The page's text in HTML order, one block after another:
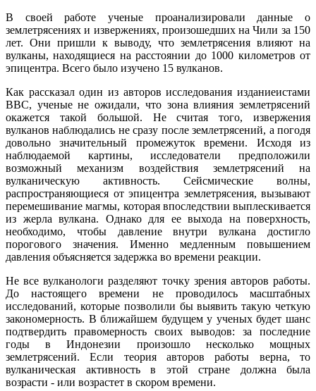
В своей работе ученые проанализировали данные о
землетрясениях и извержениях, произошедших на Чили за 150
лет. Они пришли к выводу, что землетрясения влияют на
вулканы, находящиеся на расстоянии до 1000 километров от
эпицентра. Всего было изучено 15 вулканов.
Как рассказал один из авторов исследования изданиеистами
BBC, ученые не ожидали, что зона влияния землетрясений
окажется такой большой. Не считая того, извержения
вулканов наблюдались не сразу после землетрясений, а погодя
довольно значительный промежуток времени. Исходя из
наблюдаемой картины, исследователи предположили
возможный механизм воздействия землетрясений на
вулканическую активность. Сейсмические волны,
распространяющиеся от эпицентра землетрясения, вызывают
перемешивание магмы, которая впоследствии выплескивается
из жерла вулкана. Однако для ее выхода на поверхность,
необходимо, чтобы давление внутри вулкана достигло
порогового значения. Именно медленным повышением
давления объясняется задержка во времени реакции.
Не все вулканологи разделяют точку зрения авторов работы.
До настоящего времени не проводилось масштабных
исследований, которые позволили бы выявить такую четкую
закономерность. В ближайшем будущем у ученых будет шанс
подтвердить правомерность своих выводов: за последние
годы в Индонезии произошло несколько мощных
землетрясений. Если теория авторов работы верна, то
вулканическая активность в этой стране должна была
возрасти - или возрастет в скором времени.